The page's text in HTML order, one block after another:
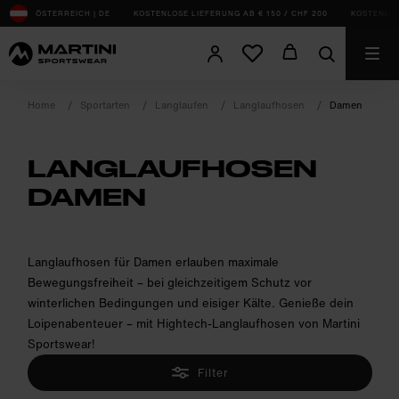
sr.Table Of Content
ÖSTERREICH | DE KOSTENLOSE LIEFERUNG AB € 150 / CHF 200
Home Sportarten Langlaufen Langlaufhosen Damen
LANGLAUFHOSEN
DAMEN
Langlaufhosen für Damen erlauben maximale
Bewegungsfreiheit – bei gleichzeitigem Schutz vor
winterlichen Bedingungen und eisiger Kälte. Genieße dein
Loipenabenteuer – mit Hightech-Langlaufhosen von Martini
Sportswear!
Filter